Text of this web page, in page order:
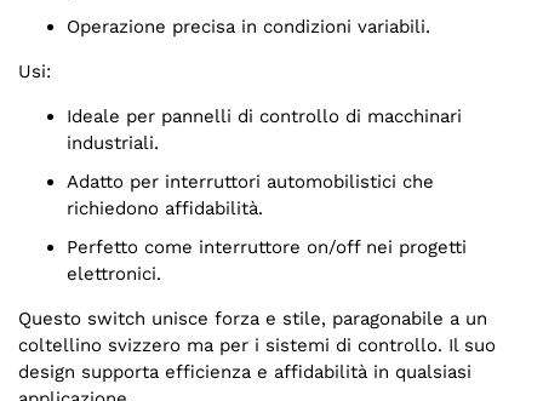
Operazione precisa in condizioni variabili.
Usi:
Ideale per pannelli di controllo di macchinari
industriali.
Adatto per interruttori automobilistici che
richiedono affidabilità.
Perfetto come interruttore on/off nei progetti
elettronici.
Questo switch unisce forza e stile, paragonabile a un
coltellino svizzero ma per i sistemi di controllo. Il suo
design supporta efficienza e affidabilità in qualsiasi